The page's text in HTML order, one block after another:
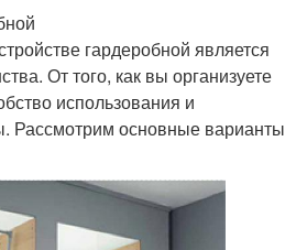
гардеробной является
От того, как вы организуете
использования и
Рассмотрим основные варианты